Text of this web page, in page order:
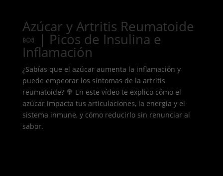
Azúcar y Artritis Reumatoide
🍬 | Picos de Insulina e
Inflamación
¿Sabías que el azúcar aumenta la inflamación y
puede empeorar los síntomas de la artritis
reumatoide? 🍭 En este vídeo te explico cómo el
azúcar impacta tus articulaciones, la energía y el
sistema inmune, y cómo reducirlo sin renunciar al
sabor.